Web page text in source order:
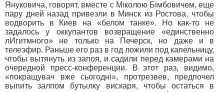
Януковича, говорят, вместе с Міколою Бімбовичем, еще
пару дней назад привезли в Минск из Ростова, чтобы
водворить в Киев на «белом танке». Но как-то не
задалось у оккупантов возвращение «единственно
лИгитмного» не только на Печерск, но даже и в
телеэфир. Раньше его раз в год ложили под капельницу,
чтобы вытянуть из запоя, и садили перед камерами на
очередной пресс-конференции. В этот раз, видимо,
«покращувач вже сьогодні», протрезвев, предпочел
выпить залпом бутылку вискаря, чтобы остаться в